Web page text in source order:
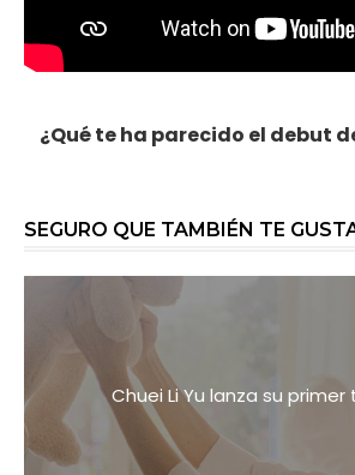
¿Qué te ha parecido el debut de
SEGURO QUE TAMBIÉN TE
Chuei Li Yu lanza su primer